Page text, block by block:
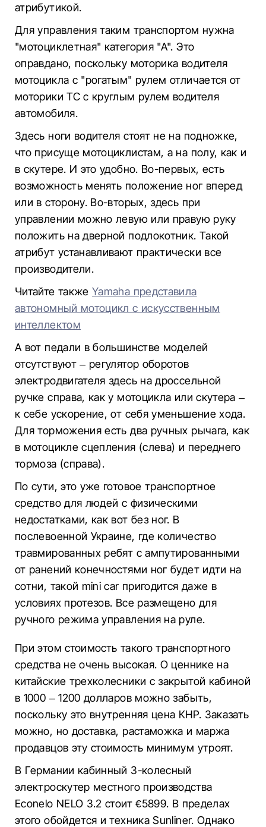
атрибутикой.
Для управления таким транспортом нужна
"мотоциклетная" категория "А". Это
оправдано, поскольку моторика водителя
мотоцикла с "рогатым" рулем отличается от
моторики ТС с круглым рулем водителя
автомобиля.
Здесь ноги водителя стоят не на подножке,
что присуще мотоциклистам, а на полу, как и
в скутере. И это удобно. Во-первых, есть
возможность менять положение ног вперед
или в сторону. Во-вторых, здесь при
управлении можно левую или правую руку
положить на дверной подлокотник. Такой
атрибут устанавливают практически все
производители.
Читайте такжеYamaha представила
автономный мотоцикл с искусственным
интеллектом
А вот педали в большинстве моделей
отсутствуют – регулятор оборотов
электродвигателя здесь на дроссельной
ручке справа, как у мотоцикла или скутера –
к себе ускорение, от себя уменьшение хода.
Для торможения есть два ручных рычага, как
в мотоцикле сцепления (слева) и переднего
тормоза (справа).
По сути, это уже готовое транспортное
средство для людей с физическими
недостатками, как вот без ног. В
послевоенной Украине, где количество
травмированных ребят с ампутированными
от ранений конечностями ног будет идти на
сотни, такой mini car пригодится даже в
условиях протезов. Все размещено для
ручного режима управления на руле.
При этом стоимость такого транспортного
средства не очень высокая. О ценнике на
китайские трехколесники с закрытой кабиной
в 1000 – 1200 долларов можно забыть,
поскольку это внутренняя цена КНР. Заказать
можно, но доставка, растаможка и маржа
продавцов эту стоимость минимум утроят.
В Германии кабинный 3-колесный
электроскутер местного производства
Econelo NELO 3.2 стоит €5899. В пределах
этого обойдется и техника Sunliner. Однако